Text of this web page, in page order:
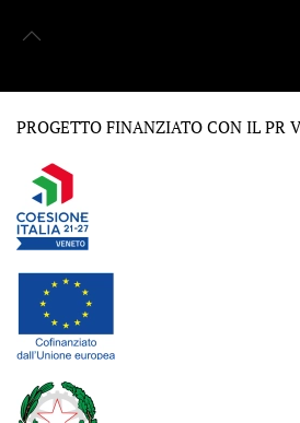
PROGETTO FINANZIATO CON IL PR